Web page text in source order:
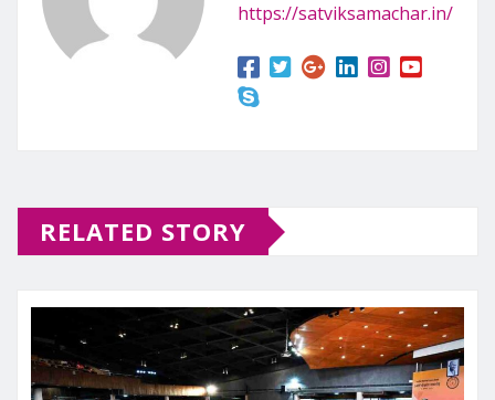
https://satviksamachar.in/
RELATED STORY